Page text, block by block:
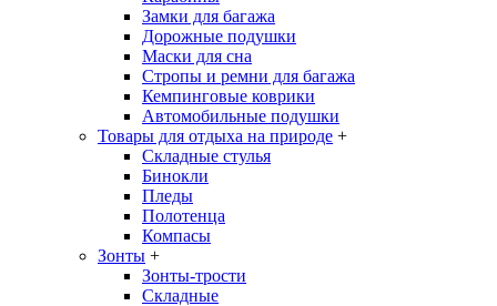
Замки для багажа
Дорожные подушки
Маски для сна
Стропы и ремни для багажа
Кемпинговые коврики
Автомобильные подушки
Товары для отдыха на природе +
Складные стулья
Бинокли
Пледы
Полотенца
Компасы
Зонты +
Зонты-трости
Складные